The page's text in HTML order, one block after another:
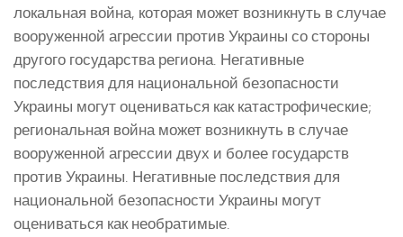
локальная война, которая может возникнуть в случае
вооруженной агрессии против Украины со стороны
другого государства региона. Негативные
последствия для национальной безопасности
Украины могут оцениваться как катастрофические;
региональная война может возникнуть в случае
вооруженной агрессии двух и более государств
против Украины. Негативные последствия для
национальной безопасности Украины могут
оцениваться как необратимые.